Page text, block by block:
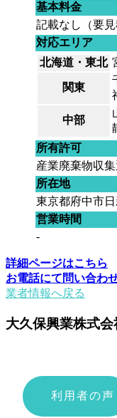
基本料金
記載なし（要見
対応エリア
北海道・東北
関東
中部
所有許可
産業廃棄物収
所在地
東京都府中市
営業時間
-
詳細ページはこちら
お電話にて問い合わ
業者情報へ戻る
大久保興業株式会
利用者の声